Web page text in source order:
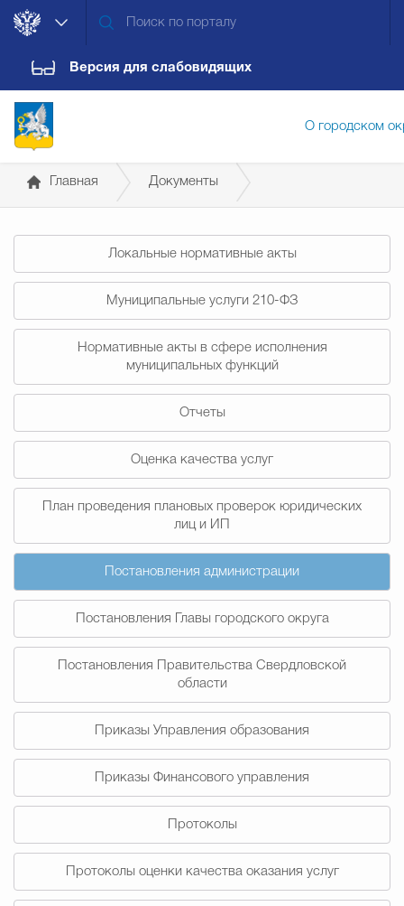
Версия для слабовидящих
О городском
Дума городского округа
Новости Обращения граждан
Противодействие
Муниципальные
Счётная палата Городского
Главная Документы
Локальные нормативные акты
Муниципальные услуги 210-ФЗ
Нормативные акты в сфере исполнения
муниципальных функций
Отчеты
Оценка качества услуг
План проведения плановых проверок юридических
лиц и ИП
Постановления администрации
Постановления Главы городского округа
Постановления Правительства Свердловской
области
Приказы Управления образования
Приказы Финансового управления
Протоколы
Протоколы оценки качества оказания услуг